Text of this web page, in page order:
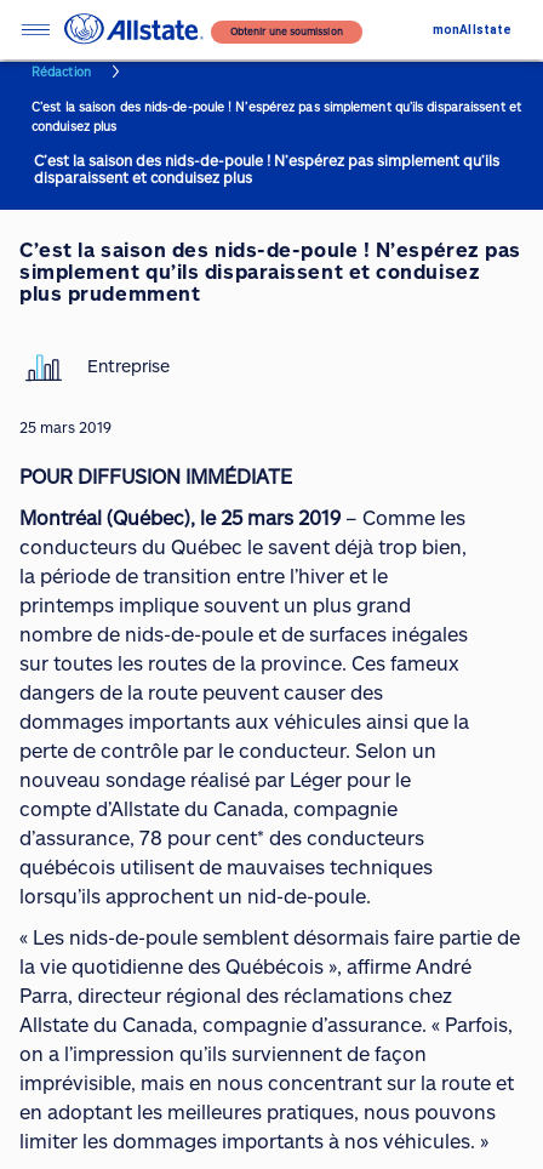
Obtenir une soumission monAllstate
Rédaction
C’est la saison des nids-de-poule ! N’espérez pas simplement qu’ils disparaissent et
conduisez plus
C’est la saison des nids-de-poule ! N’espérez pas simplement qu’ils
disparaissent et conduisez plus
C’est la saison des nids-de-poule ! N’espérez pas
simplement qu’ils disparaissent et conduisez
plus prudemment
Entreprise
25 mars 2019
POUR DIFFUSION IMMÉDIATE
Montréal (Québec), le 25 mars 2019– Comme les
conducteurs du Québec le savent déjà trop bien,
la période de transition entre l’hiver et le
printemps implique souvent un plus grand
nombre de nids-de-poule et de surfaces inégales
sur toutes les routes de la province. Ces fameux
dangers de la route peuvent causer des
dommages importants aux véhicules ainsi que la
perte de contrôle par le conducteur. Selon un
nouveau sondage réalisé par Léger pour le
compte d’Allstate du Canada, compagnie
d’assurance, 78 pour cent* des conducteurs
québécois utilisent de mauvaises techniques
lorsqu’ils approchent un nid-de-poule.
« Les nids-de-poule semblent désormais faire partie de
la vie quotidienne des Québécois », affirme André
Parra, directeur régional des réclamations chez
Allstate du Canada, compagnie d’assurance. « Parfois,
on a l’impression qu’ils surviennent de façon
imprévisible, mais en nous concentrant sur la route et
en adoptant les meilleures pratiques, nous pouvons
limiter les dommages importants à nos véhicules. »